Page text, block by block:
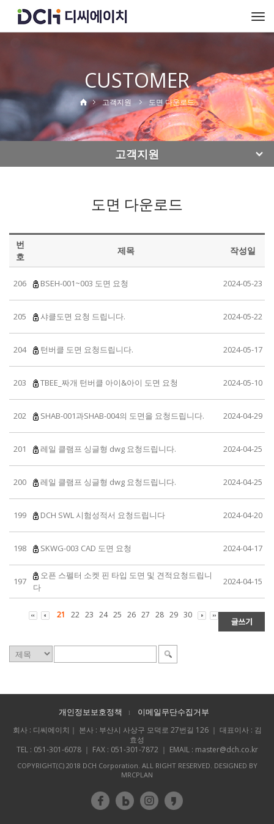
CUSTOMER
고객지원 도면 다운로드
고객지원
도면 다운로드
번
호
제목 작성일
206 BSEH-001~003 도면 요청 2024-05-23
205 샤클도면 요청 드립니다. 2024-05-22
204 턴버클 도면 요청드립니다. 2024-05-17
203 TBEE_짜개 턴버클 아이&아이 도면 요청 2024-05-10
202 SHAB-001과SHAB-004의 도면을 요청드립니다. 2024-04-29
201 레일 클램프 싱글형 dwg 요청드립니다. 2024-04-25
200 레일 클램프 싱글형 dwg 요청드립니다. 2024-04-25
199 DCH SWL 시험성적서 요청드립니다 2024-04-20
198 SKWG-003 CAD 도면 요청 2024-04-17
197
오픈 스펠터 소켓 핀 타입 도면 및 견적요청드립니
다
2024-04-15
21 22 23 24 25 26 27 28 29 30
개인정보보호정책 l 이메일무단수집거부
회사 : 디씨에이치｜ 본사 : 부산시 사상구 모덕로 27번길 126 ｜ 대표이사 : 김
효성
TEL : 051-301-6078 ｜ FAX : 051-301-7872 ｜ EMAIL : master@dch.co.kr
COPYRIGHT(C) 2018 DCH Corporation. ALL RIGHT RESERVED. DESIGNED BY
MRCPLAN